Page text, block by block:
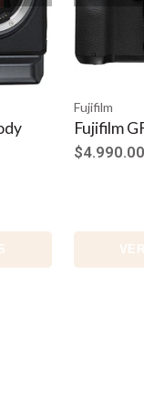
Superior
imágenes a una
de 55 mm de la
características
Fujifilm
(Cuerpo)